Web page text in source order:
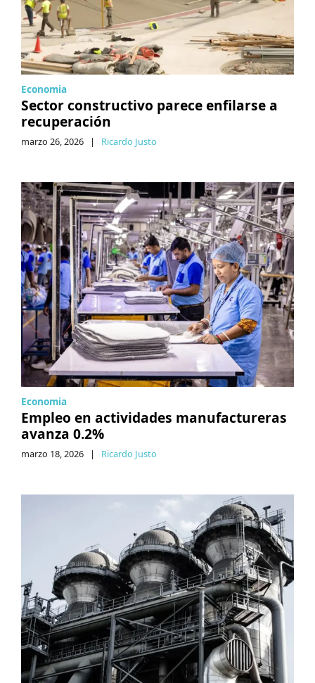
Economia
Sector constructivo parece enfilarse a
recuperación
marzo 26, 2026 | Ricardo Justo
Economia
Empleo en actividades manufactureras
avanza 0.2%
marzo 18, 2026 | Ricardo Justo